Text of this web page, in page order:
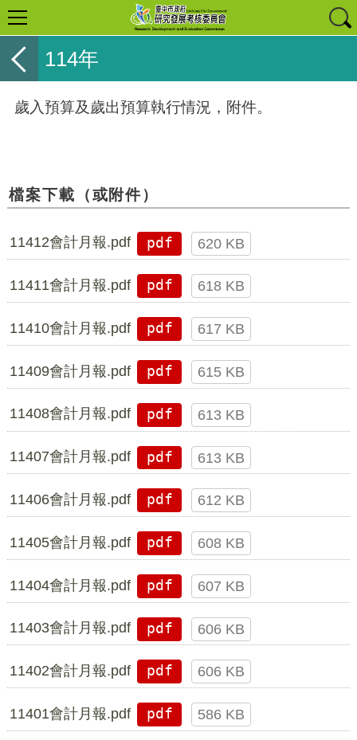
114年
歲入預算及歲出預算執行情況，附件。
檔案下載（或附件）
11412會計月報.pdf pdf 620 KB
11411會計月報.pdf pdf 618 KB
11410會計月報.pdf pdf 617 KB
11409會計月報.pdf pdf 615 KB
11408會計月報.pdf pdf 613 KB
11407會計月報.pdf pdf 613 KB
11406會計月報.pdf pdf 612 KB
11405會計月報.pdf pdf 608 KB
11404會計月報.pdf pdf 607 KB
11403會計月報.pdf pdf 606 KB
11402會計月報.pdf pdf 606 KB
11401會計月報.pdf pdf 586 KB